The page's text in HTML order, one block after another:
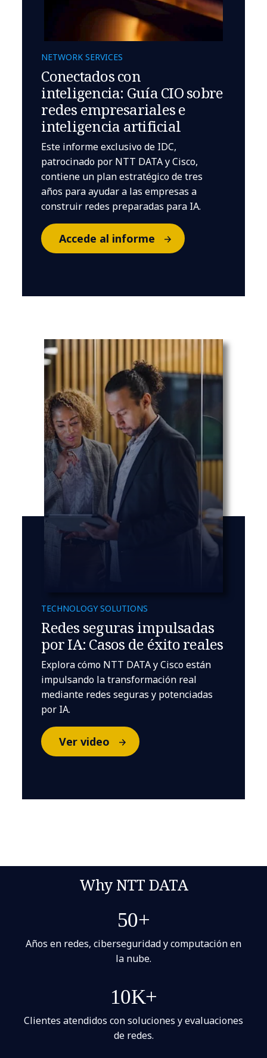
NETWORK SERVICES
Conectados con
inteligencia: Guía CIO sobre
redes empresariales e
inteligencia artificial
Este informe exclusivo de IDC,
patrocinado por NTT DATA y Cisco,
contiene un plan estratégico de tres
años para ayudar a las empresas a
construir redes preparadas para IA.
Accede al informe
TECHNOLOGY SOLUTIONS
Redes seguras impulsadas
por IA: Casos de éxito reales
Explora cómo NTT DATA y Cisco están
impulsando la transformación real
mediante redes seguras y potenciadas
por IA.
Ver video
Why NTT DATA
50+
Años en redes, ciberseguridad y computación en
la nube.
10K+
Clientes atendidos con soluciones y evaluaciones
de redes.